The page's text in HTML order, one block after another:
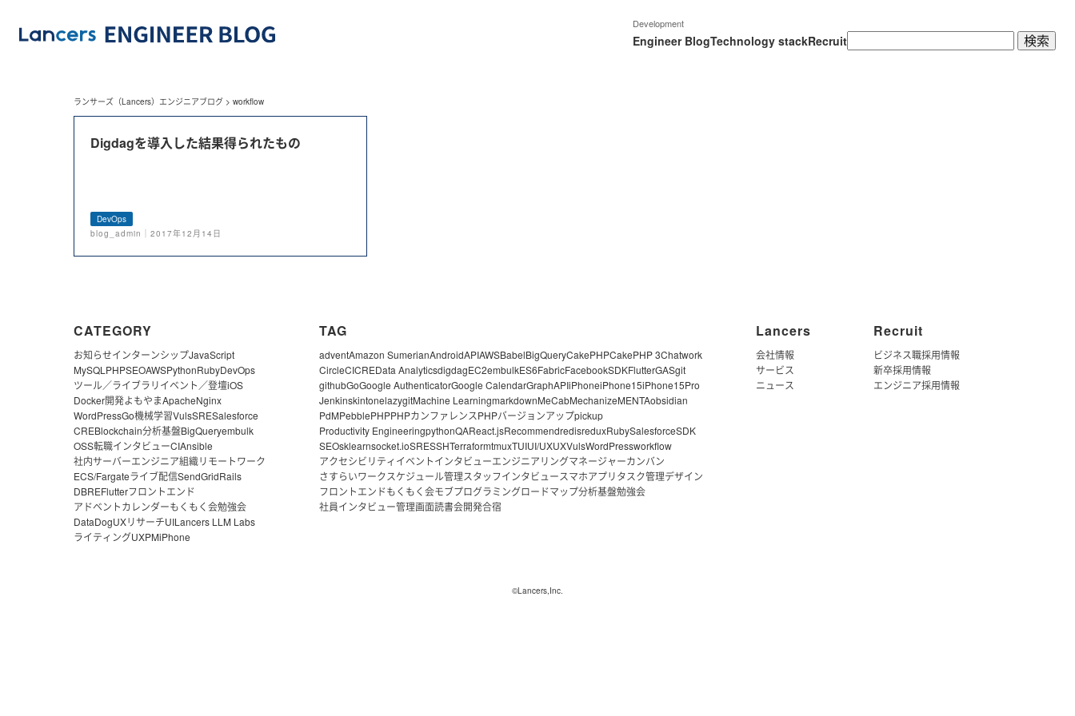
Development
Engineer BlogTechnology stackRecruit検
索:
ランサーズ（Lancers）エンジニアブログ > workflow
Digdagを導入した結果得られたもの
DevOps
blog_admin｜2017年12月14日
CATEGORY
お知らせインターンシップJavaScript
MySQL PHPSEOAWSPythonRubyDevOps
ツール／ライブラリイベント／登壇iOS
Docker開発よもやまApacheNginx
WordPressGo機械学習VulsSRESalesforce
CREBlockchain分析基盤BigQueryembulk
OSS転職インタビューCIAnsible
社内サーバーエンジニア組織リモートワーク
ECS/Fargateライブ配信SendGridRails
DBREFlutterフロントエンド
アドベントカレンダーもくもく会勉強会
DataDogUXリサーチUILancers LLM Labs
ライティングUXPMiPhone
TAG
adventAmazon SumerianAndroidAPIAWSBabelBigQueryCakePHPCakePHP 3Chatwork
CircleCICREData AnalyticsdigdagEC2embulkES6FabricFacebookSDKFlutterGASgit
githubGoGoogle AuthenticatorGoogle CalendarGraphAPIiPhoneiPhone15iPhone15Pro
JenkinskintonelazygitMachine LearningmarkdownMeCabMechanizeMENTAobsidian
PdMPebblePHPPHPカンファレンスPHPバージョンアップpickup
Productivity EngineeringpythonQAReact.jsRecommendredisreduxRubySalesforceSDK
SEOsklearnsocket.ioSRESSHTerraformtmuxTUIUI/UXUXVulsWordPressworkflow
アクセシビリティ イベントインタビューエンジニアリングマネージャーカンバン
さすらいワークスケジュール管理スタッフインタビュースマホアプリタスク管理デザイン
フロントエンドもくもく会モブプログラミングロードマップ分析基盤勉強会
社員インタビュー管理画面読書会開発合宿
Lancers
会社情報
サービス
ニュース
Recruit
ビジネス職採用情報
新卒採用情報
エンジニア採用情報
©Lancers,Inc.